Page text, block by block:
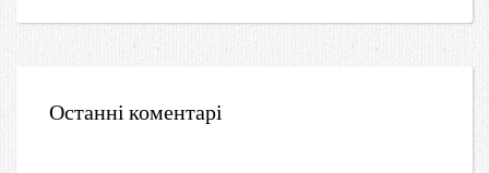
Останні коментарі